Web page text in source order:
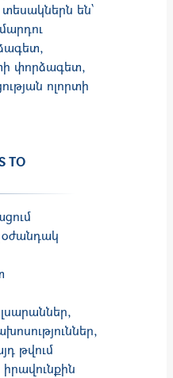
տեսակներն են`
փորձագետ,
ոլորտի
TO
օժանդակ
թվում